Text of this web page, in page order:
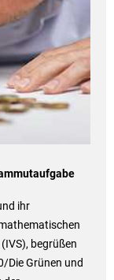
ihr
begrüßen
Die Grünen und